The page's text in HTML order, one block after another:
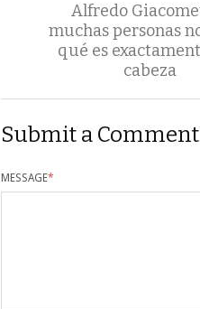
Alfredo
muchas personas
qué es
cabeza
Submit a Comment
MESSAGE*